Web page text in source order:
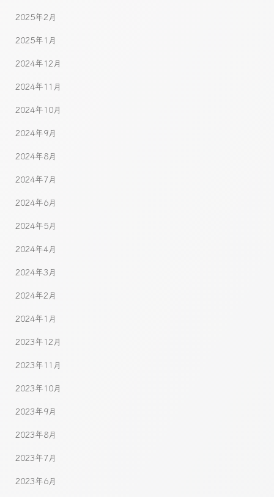
2025年2月
2025年1月
2024年12月
2024年11月
2024年10月
2024年9月
2024年8月
2024年7月
2024年6月
2024年5月
2024年4月
2024年3月
2024年2月
2024年1月
2023年12月
2023年11月
2023年10月
2023年9月
2023年8月
2023年7月
2023年6月